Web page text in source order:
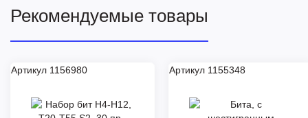
Рекомендуемые товары
Артикул 1156980 Артикул 1155348